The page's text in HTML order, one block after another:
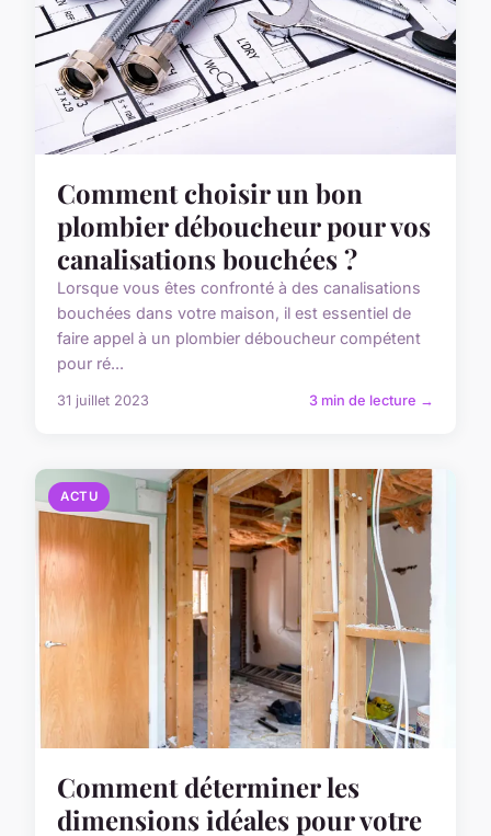
Comment choisir un bon
plombier déboucheur pour vos
canalisations bouchées ?
Lorsque vous êtes confronté à des canalisations
bouchées dans votre maison, il est essentiel de
faire appel à un plombier déboucheur compétent
pour ré...
31 juillet 2023 3 min de lecture →
ACTU
Comment déterminer les
dimensions idéales pour votre